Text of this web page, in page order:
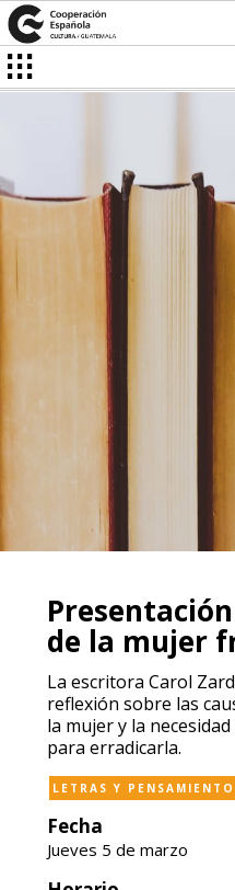
de la mujer
La escritora Carol
reflexión sobre las
la mujer y la
para erradicarla.
LETRAS Y PENSAMIENTO
Fecha
Jueves 5 de marzo